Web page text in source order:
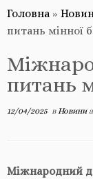
Головна »
питань мінної
питань
12/04/2025в Новини
Міжнародний